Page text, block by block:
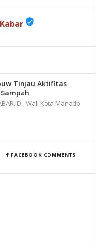
verified_user
Tinjau Aktifitas
- Wali Kota Manado
FACEBOOK COMMENTS